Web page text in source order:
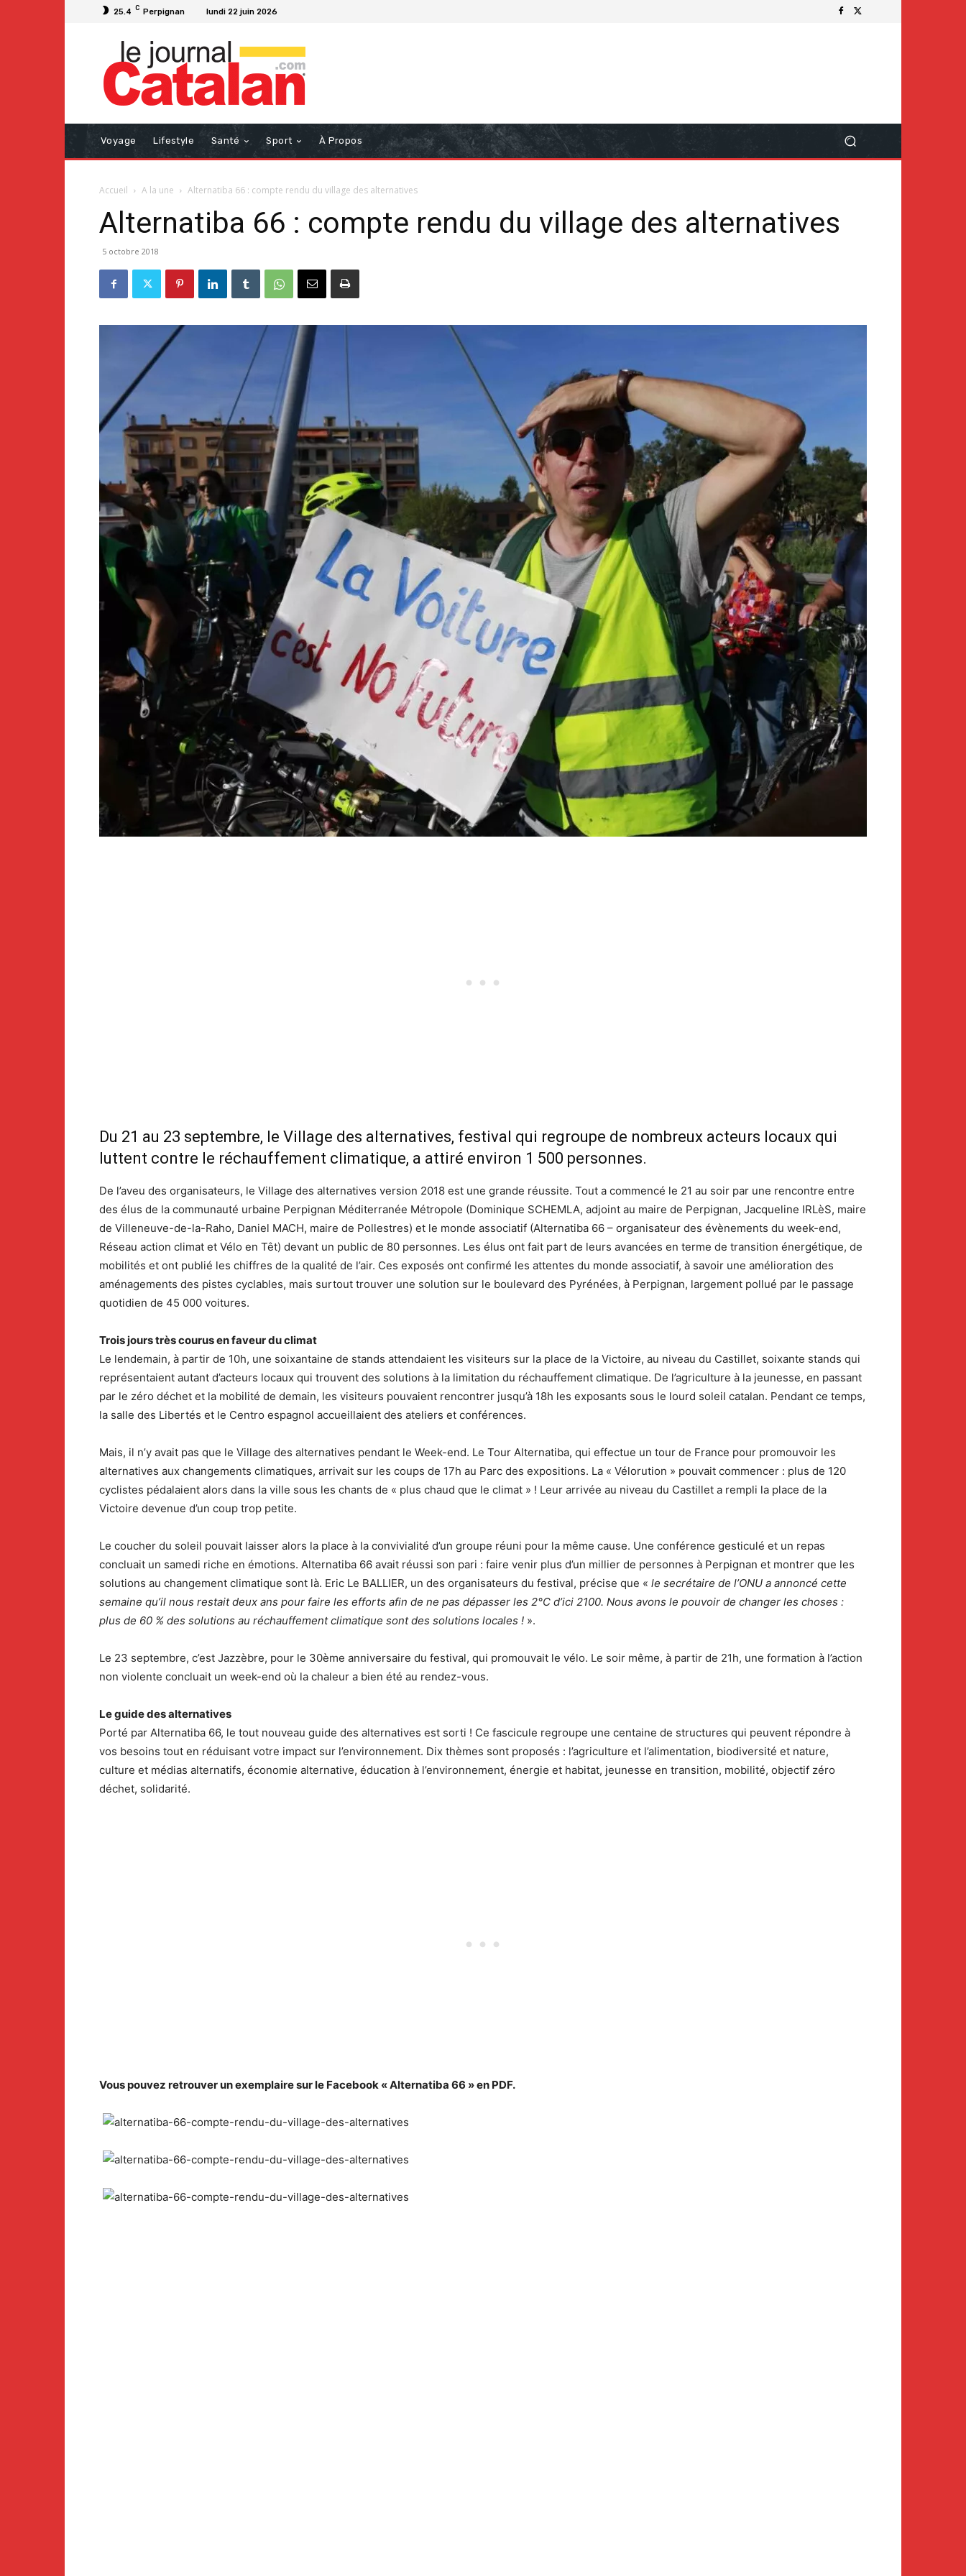
25.4 C Perpignan lundi 22 juin 2026
Voyage Lifestyle Santé Sport À Propos
Accueil A la une Alternatiba 66 : compte rendu du village des alternatives
Alternatiba 66 : compte rendu du village des alternatives
5 octobre 2018
Du 21 au 23 septembre, le Village des alternatives, festival qui regroupe de nombreux acteurs locaux qui
luttent contre le réchauffement climatique, a attiré environ 1 500 personnes.
De l’aveu des organisateurs, le Village des alternatives version 2018 est une grande réussite. Tout a commencé le 21 au soir par une rencontre entre
des élus de la communauté urbaine Perpignan Méditerranée Métropole (Dominique SCHEMLA, adjoint au maire de Perpignan, Jacqueline IRLèS, maire
de Villeneuve-de-la-Raho, Daniel MACH, maire de Pollestres) et le monde associatif (Alternatiba 66 – organisateur des évènements du week-end,
Réseau action climat et Vélo en Têt) devant un public de 80 personnes. Les élus ont fait part de leurs avancées en terme de transition énergétique, de
mobilités et ont publié les chiffres de la qualité de l’air. Ces exposés ont confirmé les attentes du monde associatif, à savoir une amélioration des
aménagements des pistes cyclables, mais surtout trouver une solution sur le boulevard des Pyrénées, à Perpignan, largement pollué par le passage
quotidien de 45 000 voitures.
Trois jours très courus en faveur du climat
Le lendemain, à partir de 10h, une soixantaine de stands attendaient les visiteurs sur la place de la Victoire, au niveau du Castillet, soixante stands qui
représentaient autant d’acteurs locaux qui trouvent des solutions à la limitation du réchauffement climatique. De l’agriculture à la jeunesse, en passant
par le zéro déchet et la mobilité de demain, les visiteurs pouvaient rencontrer jusqu’à 18h les exposants sous le lourd soleil catalan. Pendant ce temps,
la salle des Libertés et le Centro espagnol accueillaient des ateliers et conférences.
Mais, il n’y avait pas que le Village des alternatives pendant le Week-end. Le Tour Alternatiba, qui effectue un tour de France pour promouvoir les
alternatives aux changements climatiques, arrivait sur les coups de 17h au Parc des expositions. La « Vélorution » pouvait commencer : plus de 120
cyclistes pédalaient alors dans la ville sous les chants de « plus chaud que le climat » ! Leur arrivée au niveau du Castillet a rempli la place de la
Victoire devenue d’un coup trop petite.
Le coucher du soleil pouvait laisser alors la place à la convivialité d’un groupe réuni pour la même cause. Une conférence gesticulé et un repas
concluait un samedi riche en émotions. Alternatiba 66 avait réussi son pari : faire venir plus d’un millier de personnes à Perpignan et montrer que les
solutions au changement climatique sont là. Eric Le BALLIER, un des organisateurs du festival, précise que « le secrétaire de l’ONU a annoncé cette
semaine qu’il nous restait deux ans pour faire les efforts afin de ne pas dépasser les 2°C d’ici 2100. Nous avons le pouvoir de changer les choses :
plus de 60 % des solutions au réchauffement climatique sont des solutions locales ! ».
Le 23 septembre, c’est Jazzèbre, pour le 30ème anniversaire du festival, qui promouvait le vélo. Le soir même, à partir de 21h, une formation à l’action
non violente concluait un week-end où la chaleur a bien été au rendez-vous.
Le guide des alternatives
Porté par Alternatiba 66, le tout nouveau guide des alternatives est sorti ! Ce fascicule regroupe une centaine de structures qui peuvent répondre à
vos besoins tout en réduisant votre impact sur l’environnement. Dix thèmes sont proposés : l’agriculture et l’alimentation, biodiversité et nature,
culture et médias alternatifs, économie alternative, éducation à l’environnement, énergie et habitat, jeunesse en transition, mobilité, objectif zéro
déchet, solidarité.
Vous pouvez retrouver un exemplaire sur le Facebook « Alternatiba 66 » en PDF.